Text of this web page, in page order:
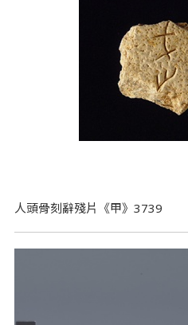
人頭骨刻辭殘片《甲》3739